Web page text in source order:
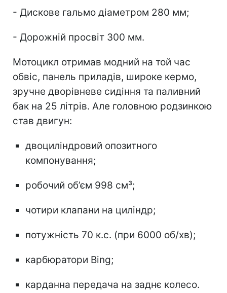
- Дискове гальмо діаметром 280 мм;
- Дорожній просвіт 300 мм.
Мотоцикл отримав модний на той час
обвіс, панель приладів, широке кермо,
зручне дворівневе сидіння та паливний
бак на 25 літрів. Але головною родзинкою
став двигун:
двоциліндровий опозитного
компонування;
робочий об’єм 998 см³;
чотири клапани на циліндр;
потужність 70 к.с. (при 6000 об/хв);
карбюратори Bing;
карданна передача на заднє колесо.